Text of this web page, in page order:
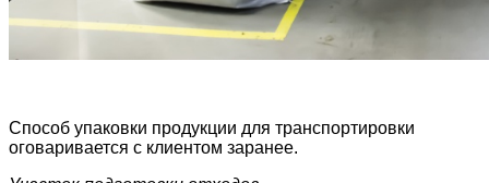
Способ упаковки продукции для транспортировки
оговаривается с клиентом заранее.